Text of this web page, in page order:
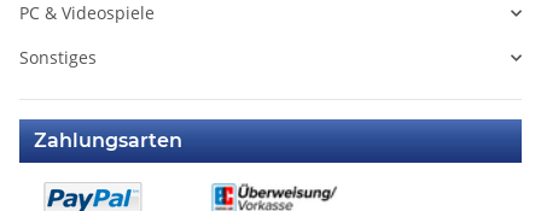
PC & Videospiele
Sonstiges
Zahlungsarten